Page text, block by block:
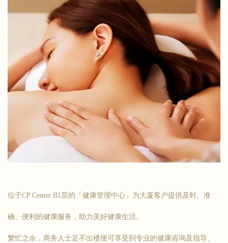
位于CP Center B1层的「健康管理中心」为大厦客户提供及时、准
确、便利的健康服务，助力美好健康生活。
繁忙之余，商务人士足不出楼便可享受到专业的健康咨询及指导、